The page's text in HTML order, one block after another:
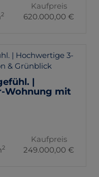
2
Kaufpreis
620.000,00 €
|
Wohnung mit
2
Kaufpreis
249.000,00 €